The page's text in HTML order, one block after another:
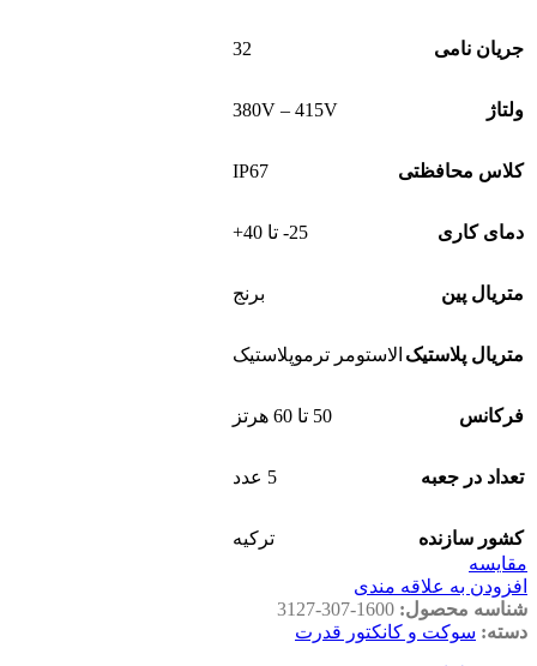
جریان نامی 32
ولتاژ 380V – 415V
کلاس محافظتی IP67
دمای کاری 25- تا 40+
متریال پین برنج
متریال پلاستیک الاستومر ترموپلاستیک
فرکانس 50 تا 60 هرتز
تعداد در جعبه 5 عدد
کشور سازنده
ترکیه
مقايسه
افزودن به علاقه مندی
شناسه محصول: 3127-307-1600
دسته: سوکت و کانکتور قدرت